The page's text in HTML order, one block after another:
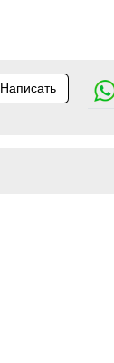
Написать